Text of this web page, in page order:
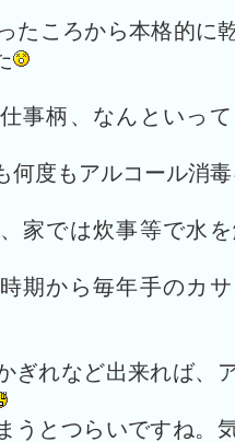
たころから本格的に
事柄、なんといっ
何度もアルコール消
家では炊事等で水
期から毎年手のカ
ぎれなど出来れば、
うとつらいですね。